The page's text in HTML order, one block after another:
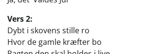
Vers 2:
Dybt i skovens stille ro
Hvor de gamle kræfter bo